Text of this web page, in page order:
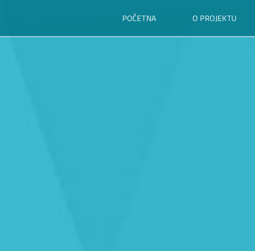
POČETNA O PROJEKTU